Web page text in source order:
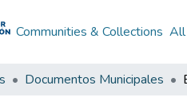
Communities & Collections All
Documentos Municipales